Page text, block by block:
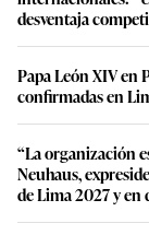
desventaja
Papa León XIV en
confirmadas en
“La organización
Neuhaus,
de Lima 2027 y en